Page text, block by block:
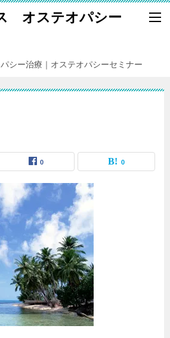
オステオパシー
シー治療｜オステオパシーセミナー
0 0